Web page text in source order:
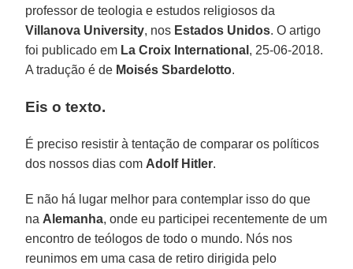
professor de teologia e estudos religiosos da
Villanova University, nos Estados Unidos. O artigo
foi publicado em La Croix International , 25-06-2018.
A tradução é de Moisés Sbardelotto.
Eis o texto.
É preciso resistir à tentação de comparar os políticos
dos nossos dias com Adolf Hitler.
E não há lugar melhor para contemplar isso do que
na Alemanha, onde eu participei recentemente de um
encontro de teólogos de todo o mundo. Nós nos
reunimos em uma casa de retiro dirigida pelo